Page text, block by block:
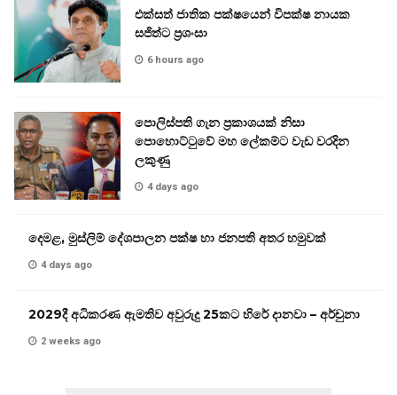
එක්සත් ජාතික පක්ෂයෙන් විපක්ෂ නායක
සජිත්ට ප්‍රශංසා
6 hours ago
පොලිස්පති ගැන ප්‍රකාශයක් නිසා
පොහොට්ටුවේ මහ ලේකම්ට වැඩ වරදින
ලකුණු
4 days ago
දෙමළ, මුස්ලිම් දේශපාලන පක්ෂ හා ජනපති අතර හමුවක්
4 days ago
2029දී අධිකරණ ඇමතිව අවුරුදු 25කට හිරේ දානවා – අර්චුනා
2 weeks ago